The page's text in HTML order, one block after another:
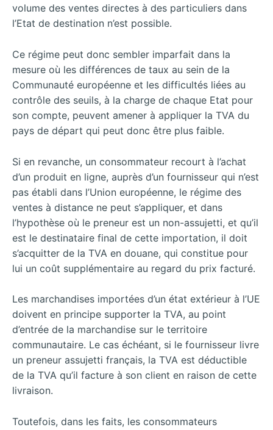
volume des ventes directes à des particuliers dans
l’Etat de destination n’est possible.
Ce régime peut donc sembler imparfait dans la
mesure où les différences de taux au sein de la
Communauté européenne et les difficultés liées au
contrôle des seuils, à la charge de chaque Etat pour
son compte, peuvent amener à appliquer la TVA du
pays de départ qui peut donc être plus faible.
Si en revanche, un consommateur recourt à l’achat
d’un produit en ligne, auprès d’un fournisseur qui n’est
pas établi dans l’Union européenne, le régime des
ventes à distance ne peut s’appliquer, et dans
l’hypothèse où le preneur est un non-assujetti, et qu’il
est le destinataire final de cette importation, il doit
s’acquitter de la TVA en douane, qui constitue pour
lui un coût supplémentaire au regard du prix facturé.
Les marchandises importées d’un état extérieur à l’UE
doivent en principe supporter la TVA, au point
d’entrée de la marchandise sur le territoire
communautaire. Le cas échéant, si le fournisseur livre
un preneur assujetti français, la TVA est déductible
de la TVA qu’il facture à son client en raison de cette
livraison.
Toutefois, dans les faits, les consommateurs